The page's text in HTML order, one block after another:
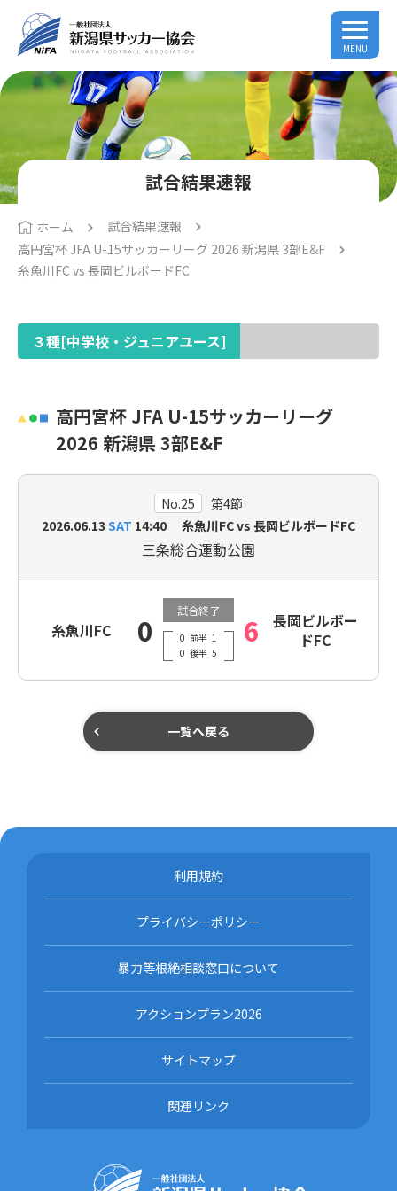
MENU
試合結果速報
ホーム
試合結果速報
高円宮杯 JFA U-15サッカーリーグ 2026 新潟県 3部E&F
糸魚川FC vs 長岡ビルボードFC
３種[中学校・ジュニアユース]
高円宮杯 JFA U-15サッカーリーグ
2026 新潟県 3部E&F
No.25
第4節
2026.06.13 SAT 14:40 糸魚川FC vs 長岡ビルボードFC
三条総合運動公園
糸魚川FC 0
試合終了
0 前半 1
0 後半 5
6
長岡ビルボー
ドFC
一覧へ戻る
利用規約
プライバシーポリシー
暴力等根絶相談窓口について
アクションプラン2026
サイトマップ
関連リンク